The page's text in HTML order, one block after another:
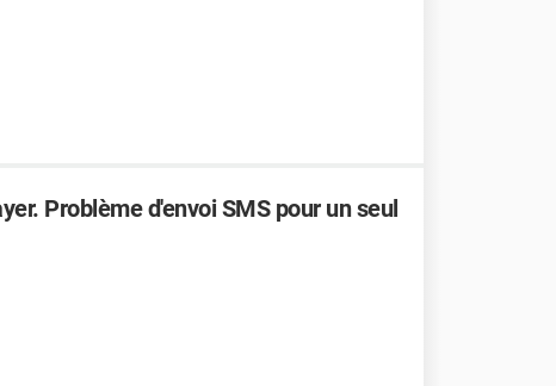
Problème d'envoi SMS pour un seul